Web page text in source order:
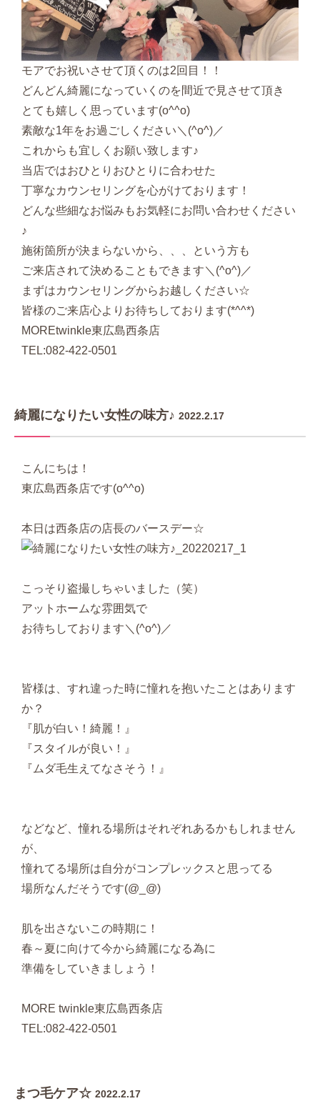
モアでお祝いさせて頂くのは2回目！！
どんどん綺麗になっていくのを間近で見させて頂き
とても嬉しく思っています(o^^o)
素敵な1年をお過ごしください＼(^o^)／
これからも宜しくお願い致します♪
当店ではおひとりおひとりに合わせた
丁寧なカウンセリングを心がけております！
どんな些細なお悩みもお気軽にお問い合わせください
♪
施術箇所が決まらないから、、、という方も
ご来店されて決めることもできます＼(^o^)／
まずはカウンセリングからお越しください☆
皆様のご来店心よりお待ちしております(*^^*)
MOREtwinkle東広島西条店
TEL:082-422-0501
綺麗になりたい女性の味方♪ 2022.2.17
こんにちは！
東広島西条店です(o^^o)
本日は西条店の店長のバースデー☆
こっそり盗撮しちゃいました（笑）
アットホームな雰囲気で
お待ちしております＼(^o^)／
皆様は、すれ違った時に憧れを抱いたことはあります
か？
『肌が白い！綺麗！』
『スタイルが良い！』
『ムダ毛生えてなさそう！』
などなど、憧れる場所はそれぞれあるかもしれません
が、
憧れてる場所は自分がコンプレックスと思ってる
場所なんだそうです(@_@)
肌を出さないこの時期に！
春～夏に向けて今から綺麗になる為に
準備をしていきましょう！
MORE twinkle東広島西条店
TEL:082-422-0501
まつ毛ケア☆ 2022.2.17